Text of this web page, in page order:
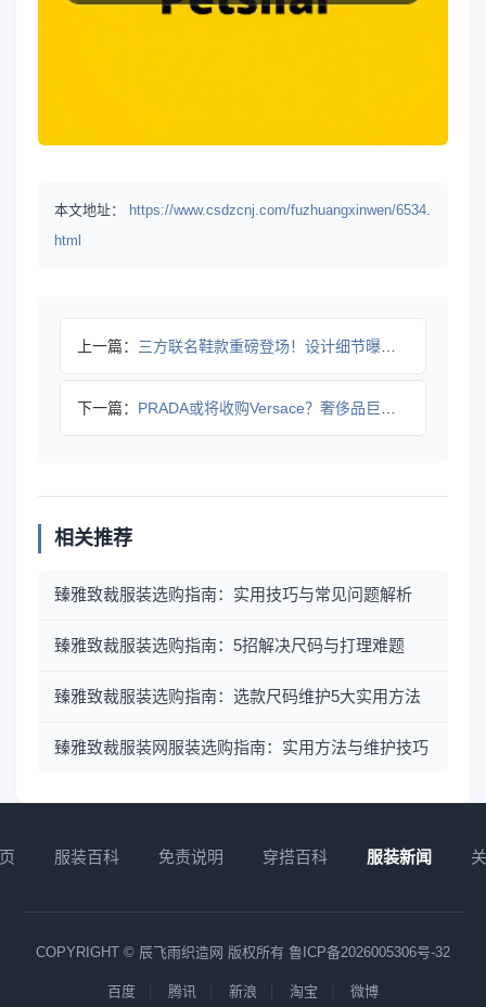
本文地址：
https://www.csdzcnj.com/fuzhuangxinwen/6534.
html
上一篇： 三方联名鞋款重磅登场！设计细节曝光，限量发售不容错过
下一篇： PRADA或将收购Versace？奢侈品巨头暗中布局
相关推荐
臻雅致裁服装选购指南：实用技巧与常见问题解析
臻雅致裁服装选购指南：5招解决尺码与打理难题
臻雅致裁服装选购指南：选款尺码维护5大实用方法
臻雅致裁服装网服装选购指南：实用方法与维护技巧
服装百科 免责说明 穿搭百科 服装新闻
COPYRIGHT © 辰飞雨织造网 版权所有 鲁ICP备2026005306号-32
百度 腾讯 新浪 淘宝 微博